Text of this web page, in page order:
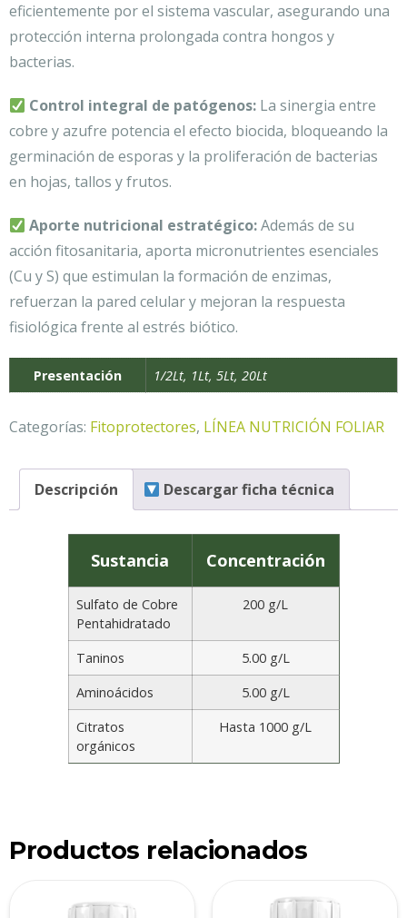
eficientemente por el sistema vascular, asegurando una
protección interna prolongada contra hongos y
bacterias.
Control integral de patógenos: La sinergia entre
cobre y azufre potencia el efecto biocida, bloqueando la
germinación de esporas y la proliferación de bacterias
en hojas, tallos y frutos.
Aporte nutricional estratégico:Además de su
acción fitosanitaria, aporta micronutrientes esenciales
(Cu y S) que estimulan la formación de enzimas,
refuerzan la pared celular y mejoran la respuesta
fisiológica frente al estrés biótico.
Presentación 1/2Lt, 1Lt, 5Lt, 20Lt
Categorías: Fitoprotectores, LÍNEA NUTRICIÓN FOLIAR
Descripción Descargar ficha técnica
Sustancia Concentración
Sulfato de Cobre
Pentahidratado
200 g/L
Taninos
5.00 g/L
Aminoácidos
5.00 g/L
Citratos
orgánicos
Hasta 1000 g/L
Productos relacionados